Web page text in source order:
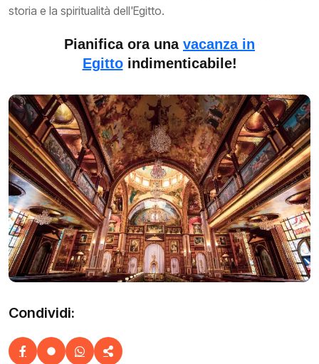
storia e la spiritualità dell'Egitto.
Pianifica ora una vacanza in
Egittoindimenticabile!
Condividi: